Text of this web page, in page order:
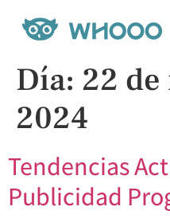
Día: 22 de
2024
Tendencias
Publicidad